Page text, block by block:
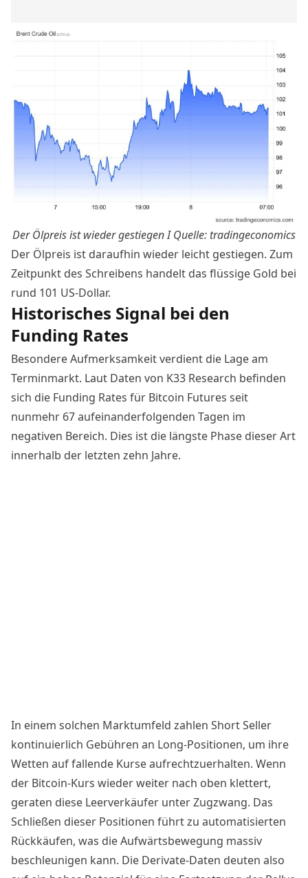
Der Ölpreis ist wieder gestiegen I Quelle: tradingeconomics
Der Ölpreis ist daraufhin wieder leicht gestiegen. Zum
Zeitpunkt des Schreibens handelt das flüssige Gold bei
rund 101 US-Dollar.
Historisches Signal bei den
Funding Rates
Besondere Aufmerksamkeit verdient die Lage am
Terminmarkt. Laut Daten von K33 Research befinden
sich die Funding Rates für Bitcoin Futures seit
nunmehr 67 aufeinanderfolgenden Tagen im
negativen Bereich. Dies ist die längste Phase dieser Art
innerhalb der letzten zehn Jahre.
In einem solchen Marktumfeld zahlen Short Seller
kontinuierlich Gebühren an Long-Positionen, um ihre
Wetten auf fallende Kurse aufrechtzuerhalten. Wenn
der Bitcoin-Kurs wieder weiter nach oben klettert,
geraten diese Leerverkäufer unter Zugzwang. Das
Schließen dieser Positionen führt zu automatisierten
Rückkäufen, was die Aufwärtsbewegung massiv
beschleunigen kann. Die Derivate-Daten deuten also